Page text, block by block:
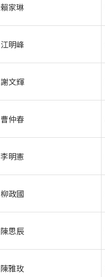
賴家琳
江明峰
謝文輝
曹仲春
李明憲
柳政國
陳思辰
陳雅玫